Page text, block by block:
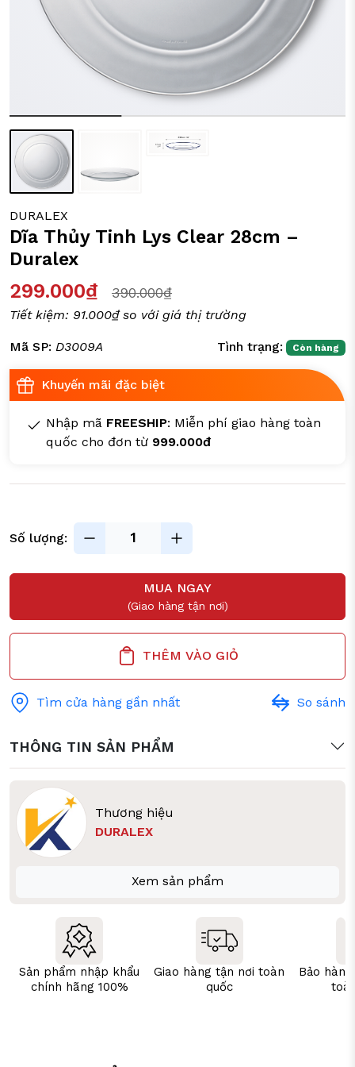
DURALEX
Dĩa Thủy Tinh Lys Clear 28cm –
Duralex
299.000₫ 390.000₫
Tiết kiệm: 91.000₫so với giá thị trường
Mã SP: D3009A Tình trạng: Còn hàng
Khuyến mãi đặc biệt
Nhập mã FREESHIP: Miễn phí giao hàng toàn
quốc cho đơn từ 999.000đ
Số lượng:
MUA NGAY
(Giao hàng tận nơi)
THÊM VÀO GIỎ
Tìm cửa hàng gần nhất So sánh
THÔNG TIN SẢN PHẨM
Thương hiệu
DURALEX
Xem sản phẩm
Sản phẩm nhập khẩu
chính hãng 100%
Giao hàng tận nơi toàn
quốc
Bảo
DỤNG ĐỜI SỐNG